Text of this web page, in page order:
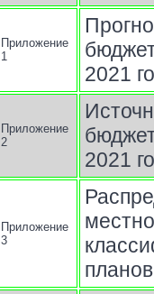
Приложение
1
2021
Приложение
2
2021
Приложение
3